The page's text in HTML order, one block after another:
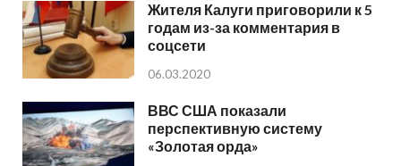
Жителя Калуги приговорили к 5
годам из-за комментария в
соцсети
06.03.2020
ВВС США показали
перспективную систему
«Золотая орда»